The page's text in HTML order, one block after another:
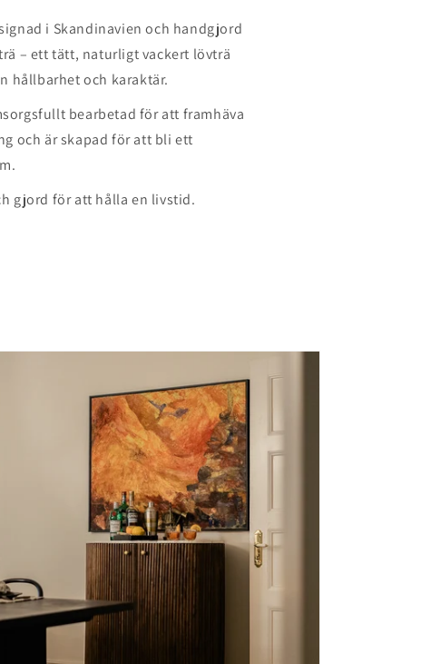
i Skandinavien och handgjord
– ett tätt, naturligt vackert lövträ
hållbarhet och karaktär.
bearbetad för att framhäva
och är skapad för att bli ett
gjord för att hålla en livstid.